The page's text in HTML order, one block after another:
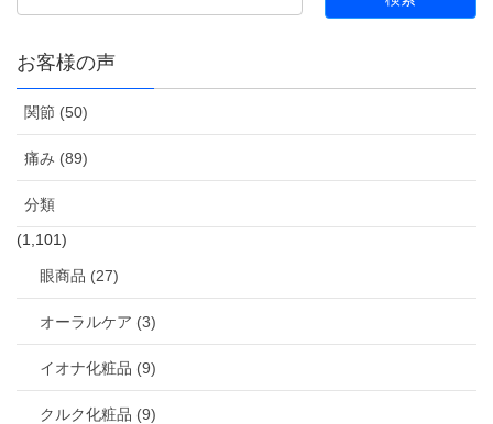
お客様の声
関節 (50)
痛み (89)
分類
(1,101)
眼商品 (27)
オーラルケア (3)
イオナ化粧品 (9)
クルク化粧品 (9)